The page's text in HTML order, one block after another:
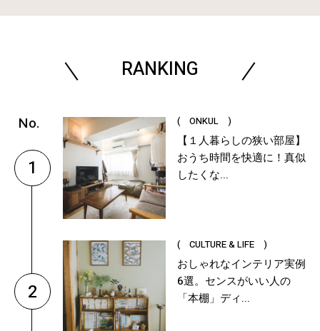
RANKING
1
( ONKUL )
【１人暮らしの狭い部屋】
おうち時間を快適に！真似
したくな...
2
( CULTURE & LIFE )
おしゃれなインテリア実例
6選。センスがいい人の
「本棚」ディ...